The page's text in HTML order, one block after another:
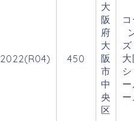
2022(R04) 450
大
阪
府
大
阪
市
中
央
区